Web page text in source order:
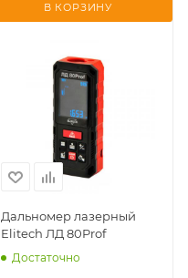
В КОРЗИНУ
Дальномер лазерный
Elitech ЛД 80Prof
Достаточно